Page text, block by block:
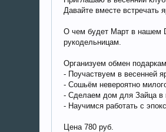
Давайте вместе встречать
О чем будет Март в нашем
рукодельницам.
Организуем обмен
- Поучаствуем в весенней
- Сошьём невероятно
- Сделаем дом для Зайца в
- Научимся работать с
Цена 780 руб.